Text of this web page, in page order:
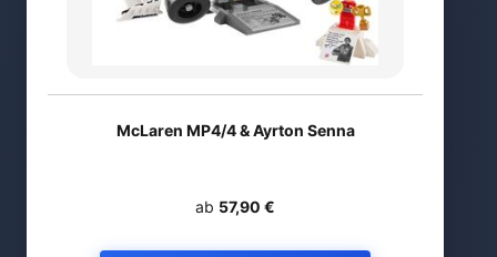
McLaren MP4/4 & Ayrton Senna
ab 57,90 €